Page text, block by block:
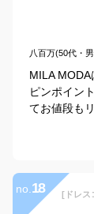
八百万(50代・
MILA
ピンポイン
てお値段も
no. 18